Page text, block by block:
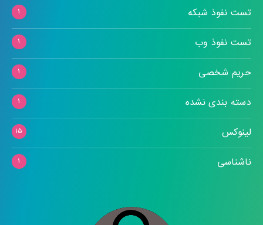
تست نفوذ شبکه ۱
تست نفوذ وب ۱
حریم شخصی ۱
دسته بندی نشده ۱
لینوکس ۱۵
ناشناسی ۱